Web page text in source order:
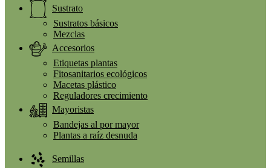
Sustrato
Sustratos básicos
Mezclas
Accesorios
Etiquetas plantas
Fitosanitarios ecológicos
Macetas plástico
Reguladores crecimiento
Mayoristas
Bandejas al por mayor
Plantas a raíz desnuda
Semillas